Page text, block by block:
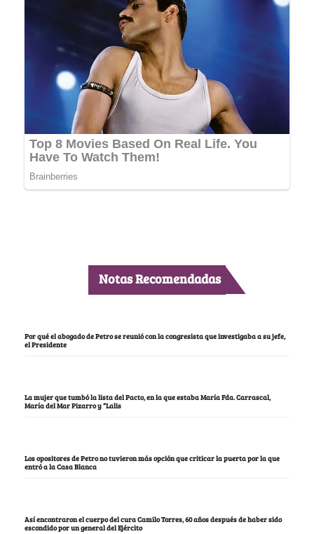
Notas Recomendadas
Por qué el abogado de Petro se reunió con la congresista que investigaba a su jefe,
el Presidente
La mujer que tumbó la lista del Pacto, en la que estaba María Fda. Carrascal,
María del Mar Pizarro y “Lalis
Los opositores de Petro no tuvieron más opción que criticar la puerta por la que
entró a la Casa Blanca
Así encontraron el cuerpo del cura Camilo Torres, 60 años después de haber sido
escondido por un general del Ejército